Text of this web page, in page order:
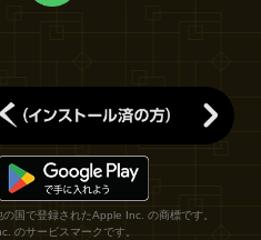
国で登録されたApple Inc. の商標です。
のサービスマークです。